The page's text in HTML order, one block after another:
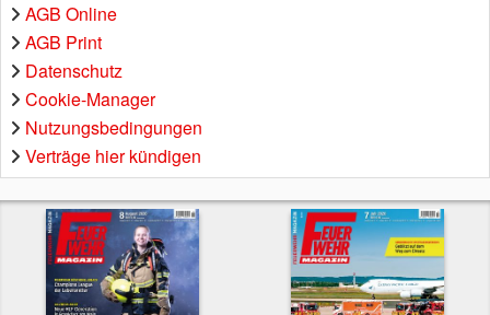
AGB Online
AGB Print
Datenschutz
Cookie-Manager
Nutzungsbedingungen
Verträge hier kündigen